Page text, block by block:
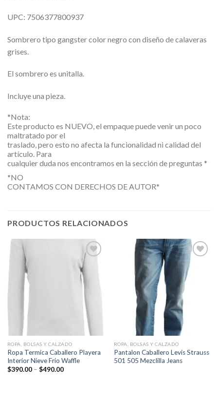
UPC: 7506377800937
Sombrero tipo gangster color negro con diseño de calaveras
grises.
El sombrero es unitalla.
Incluye una pieza.
*Nota:
Este producto es NUEVO, el empaque puede venir un poco
maltratado por el
traslado, pero esto no afecta la funcionalidad ni calidad del
artículo. Para
cualquier duda nos encontramos en la sección de preguntas *
*NO
CONTAMOS CON DERECHOS DE AUTOR*
PRODUCTOS RELACIONADOS
Añadir
lista de
deseos
ROPA, BOLSAS Y CALZADO
Ropa Termica Caballero Playera
Interior Nieve Frio Waffle
$390.00– $490.00
Añadir
lista de
ROPA, BOLSAS Y CALZADO
Pantalon Caballero Levis Strauss
501 505 Mezclilla Jeans